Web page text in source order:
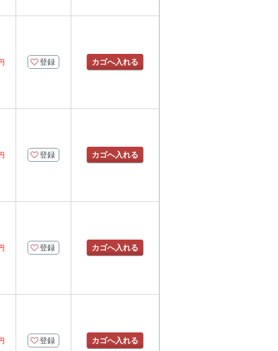
登録 カゴへ入れる
登録 カゴへ入れる
登録 カゴへ入れる
登録 カゴへ入れる